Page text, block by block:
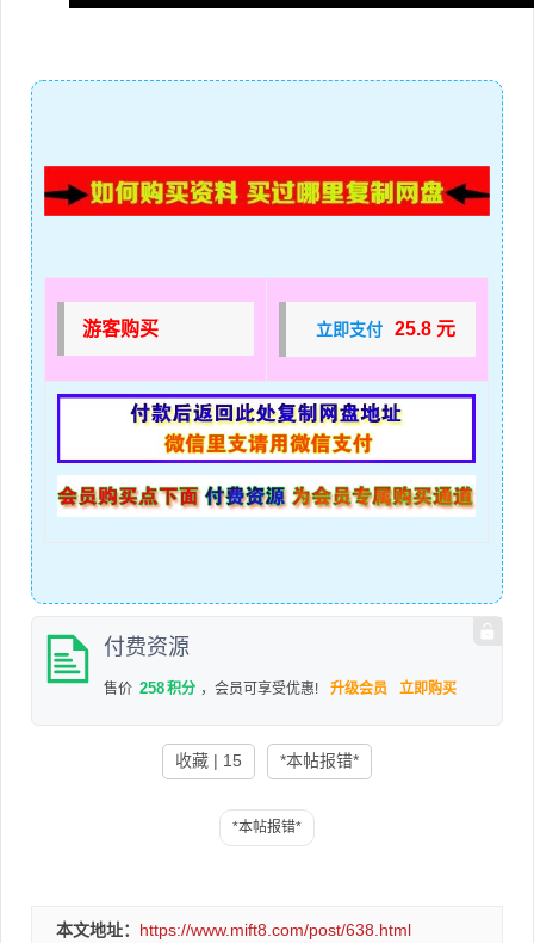
游客购买 立即支付 25.8 元
付费资源
售价 258积分 ，会员可享受优惠! 升级会员 立即购买
收藏 | 15 *本帖报错*
本文地址： https://www.mift8.com/post/638.html